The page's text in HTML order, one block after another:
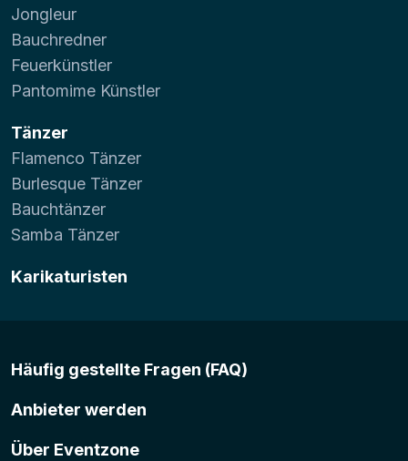
Jongleur
Bauchredner
Feuerkünstler
Pantomime Künstler
Tänzer
Flamenco Tänzer
Burlesque Tänzer
Bauchtänzer
Samba Tänzer
Karikaturisten
Häufig gestellte Fragen (FAQ)
Anbieter werden
Über Eventzone